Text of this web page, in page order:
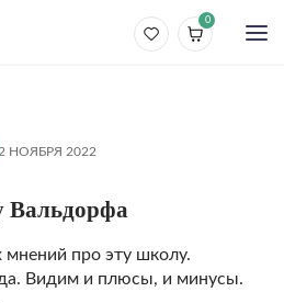
0
2 НОЯБРЯ 2022
Вальдорфа
про эту школу.
Видим и плюсы, и минусы.